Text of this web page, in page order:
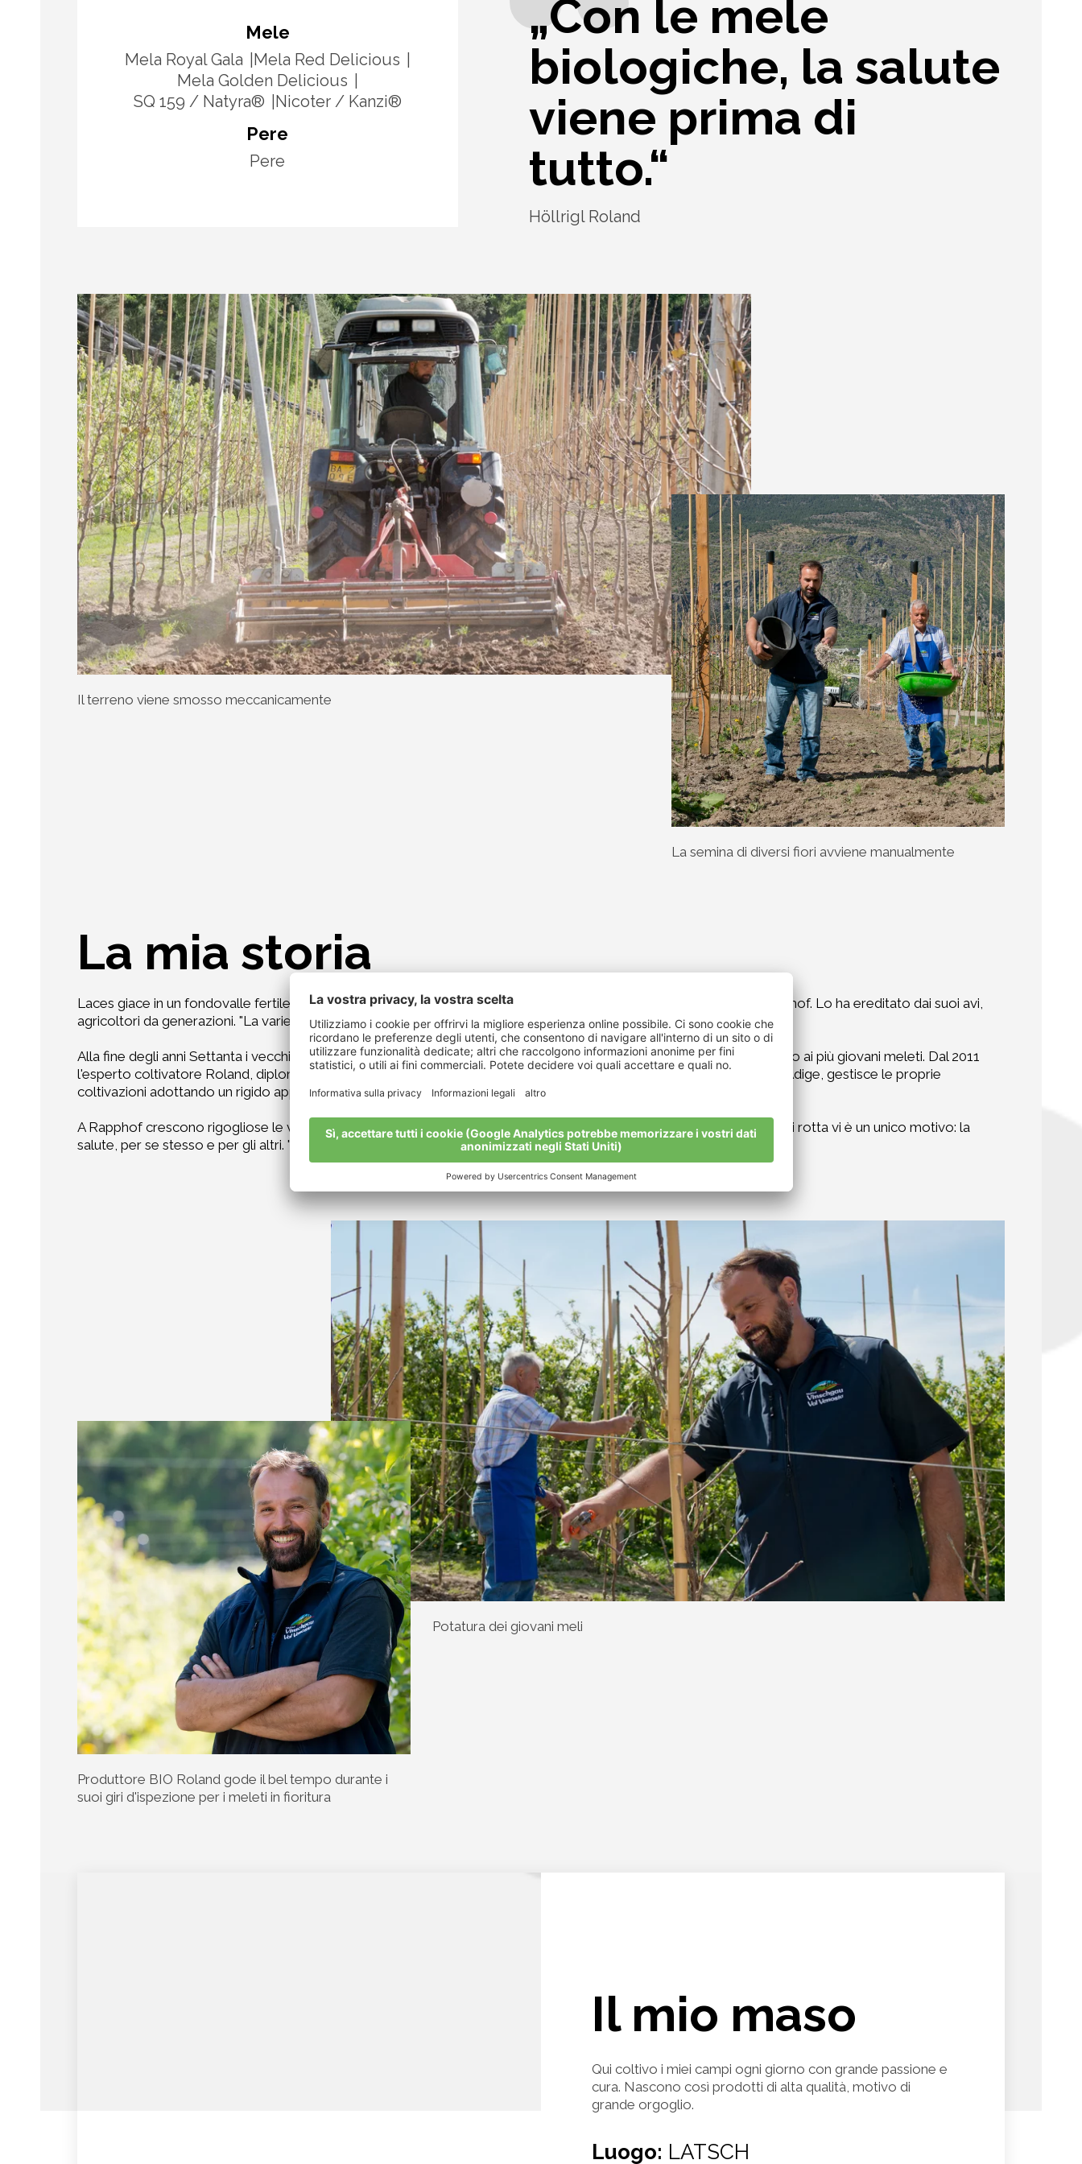
Mele
Mela Royal Gala
Mela Red Delicious
Mela Golden Delicious
SQ 159 / Natyra®
Nicoter / Kanzi®
Pere
Pere
„Con le mele
biologiche, la salute
viene prima di
tutto.“
Höllrigl Roland
Il terreno viene smosso meccanicamente
La semina di diversi fiori avviene manualmente
La mia storia
Laces giace in un fondovalle fertile e soleggiato della Val Venosta centrale. Qui Roland Höllrigl gestisce il maso Rapphof. Lo ha ereditato dai suoi avi,
agricoltori da generazioni. "La varietà è l'aspetto che rende il mio lavoro una vera e propria vocazione".
Alla fine degli anni Settanta i vecchi alberi di albicocche e il tradizionale allevamento di bestiame hanno lasciato il posto ai più giovani meleti. Dal 2011
l'esperto coltivatore Roland, diplomato presso la Scuola professionale per la frutti-, viti- orti- e floricoltura dell'Alto Adige, gestisce le proprie
coltivazioni adottando un rigido approccio biologico.
A Rapphof crescono rigogliose le varianti Golden Delicious, Red Delicious, Gala e Kanzi. Alla base di questo cambio di rotta vi è un unico motivo: la
salute, per se stesso e per gli altri. "Il biologico è la sola possibilità di produrre in modo veramente sano e naturale".
Potatura dei giovani meli
Produttore BIO Roland gode il bel tempo durante i
suoi giri d'ispezione per i meleti in fioritura
Il mio maso
Qui coltivo i miei campi ogni giorno con grande passione e
cura. Nascono così prodotti di alta qualità, motivo di
grande orgoglio.
Luogo: LATSCH